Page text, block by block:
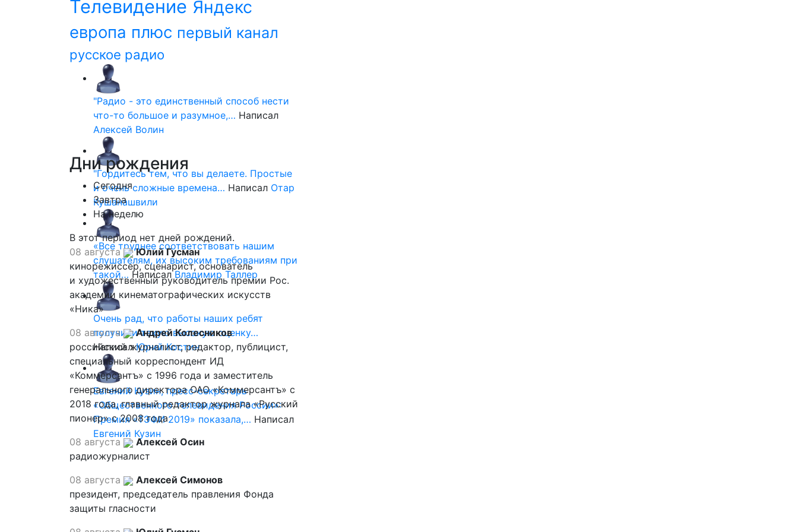
Телевидение Яндекс
европа плюс первый канал
русское радио
"Радио - это единственный способ нести
что-то большое и разумное,… Написал
Алексей Волин
"Гордитесь тем, что вы делаете. Простые
и очень сложные времена… Написал Отар
Кушанашвили
«Все труднее соответствовать нашим
слушателям, их высоким требованиям при
такой… НаписалВладимир Таллер
Очень рад, что работы наших ребят
получили такую высокую оценку…
НаписалЮрий Костин
Евгений Кузин, пресс-секретарь
«Общественного телевидения России»:
Премия «ТЭФИ 2019» показала,… Написал
Евгений Кузин
Днирождения
Сегодня
Завтра
На неделю
В этот период нет дней рождений.
08 августа
Юлий Гусман
кинорежиссер, сценарист, основатель
и художественный руководитель премии Рос.
академии кинематографических искусств
«Ника»
08 августа
Андрей Колесников
российский журналист, редактор, публицист,
специальный корреспондент ИД
«Коммерсантъ» с 1996 года и заместитель
генерального директора ОАО «Коммерсантъ» с
2018 года, главный редактор журнала «Русский
пионер» с 2008 года
08 августа
Алексей Осин
радиожурналист
08 августа
Алексей Симонов
президент, председатель правления Фонда
защиты гласности